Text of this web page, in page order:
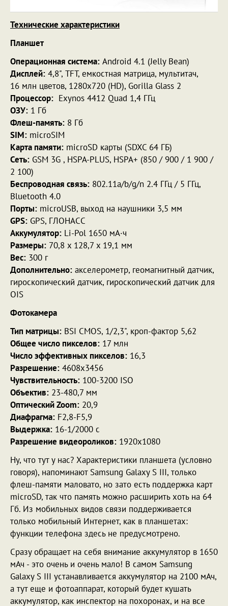
Технические характеристики
Планшет
Операционная система: Android 4.1 (Jelly Bean)
Дисплей: 4,8", TFT, емкостная матрица, мультитач,
16 млн цветов, 1280х720 (HD), Gorilla Glass 2
Процессор: Exynos 4412 Quad 1,4 ГГц
ОЗУ: 1 Гб
Флеш-память: 8 Гб
SIM: microSIM
Карта памяти: microSD карты (SDXC 64 ГБ)
Сеть: GSM 3G , HSPA-PLUS, HSPA+ (850 / 900 / 1 900 /
2 100)
Беспроводная связь: 802.11a/b/g/n 2.4 ГГц / 5 ГГц,
Bluetooth 4.0
Порты: microUSB, выход на наушники 3,5 мм
GPS: GPS, ГЛОНАСС
Аккумулятор: Li-Pol 1650 мА·ч
Размеры: 70,8 x 128,7 x 19,1 мм
Вес: 300 г
Дополнительно: акселерометр, геомагнитный датчик,
гироскопический датчик, гироскопический датчик для
OIS
Фотокамера
Тип матрицы: BSI CMOS, 1/2,3", кроп-фактор 5,62
Общее число пикселов: 17 млн
Число эффективных пикселов: 16,3
Разрешение: 4608х3456
Чувствительность: 100-3200 ISO
Объектив: 23-480,7 мм
Оптический Zoom: 20,9
Диафрагма: F2,8-F5,9
Выдержка: 16-1/2000 c
Разрешение видеороликов: 1920х1080
Ну, что тут у нас? Характеристики планшета (условно
говоря), напоминают Samsung Galaxy S III, только
флеш-памяти маловато, но зато есть поддержка карт
microSD, так что память можно расширить хоть на 64
Гб. Из мобильных видов связи поддерживается
только мобильный Интернет, как в планшетах:
функции телефона здесь не предусмотрено.
Сразу обращает на себя внимание аккумулятор в 1650
мАч - это очень и очень мало! В самом Samsung
Galaxy S III устанавливается аккумулятор на 2100 мАч,
а тут еще и фотоаппарат, который будет кушать
аккумулятор, как инспектор на похоронах, и на все